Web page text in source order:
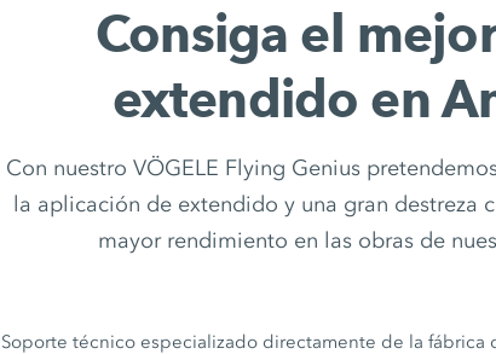
Consiga el
extendido en
Con nuestro VÖGELE Flying Genius
la aplicación de extendido y una gran destreza
mayor rendimiento en las obras de
Soporte técnico especializado directamente de la fábrica